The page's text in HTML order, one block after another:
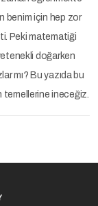
benim için hep zor
Peki matematiği
doğarken
mı? Bu yazıda bu
temellerine ineceğiz.